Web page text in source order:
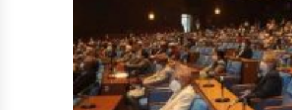
तातोपानी गाउँपालिकाको न्यायिक समिति सम्बन्धी
सन्देश